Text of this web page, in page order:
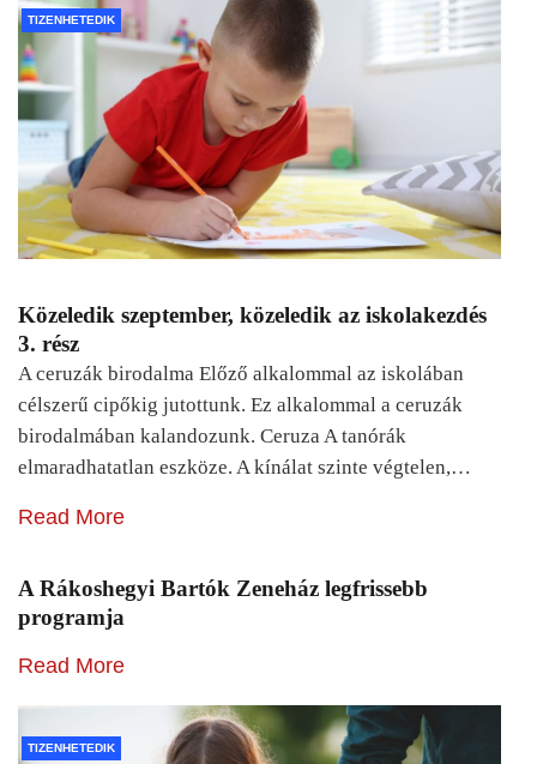
TIZENHETEDIK
Közeledik szeptember, közeledik az iskolakezdés
3. rész
A ceruzák birodalma Előző alkalommal az iskolában
célszerű cipőkig jutottunk. Ez alkalommal a ceruzák
birodalmában kalandozunk. Ceruza A tanórák
elmaradhatatlan eszköze. A kínálat szinte végtelen,…
Read More
A Rákoshegyi Bartók Zeneház legfrissebb
programja
Read More
TIZENHETEDIK